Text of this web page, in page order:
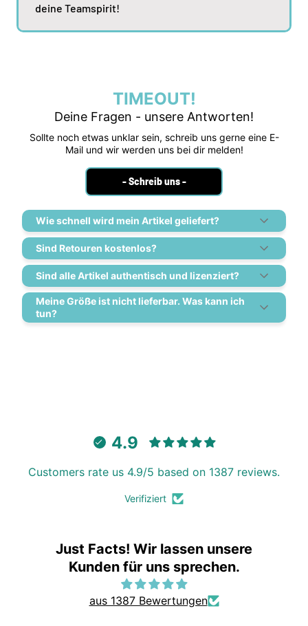
deine Teamspirit!
TIMEOUT!
Deine Fragen - unsere Antworten!
Sollte noch etwas unklar sein, schreib uns gerne eine E-
Mail und wir werden uns bei dir melden!
- Schreib uns -
Wie schnell wird mein Artikel geliefert?
Sind Retouren kostenlos?
Sind alle Artikel authentisch und lizenziert?
Meine Größe ist nicht lieferbar. Was kann ich
tun?
4.9
Customers rate us 4.9/5 based on 1387 reviews.
Verifiziert
Just Facts! Wir lassen unsere
Kunden für uns sprechen.
aus 1387 Bewertungen